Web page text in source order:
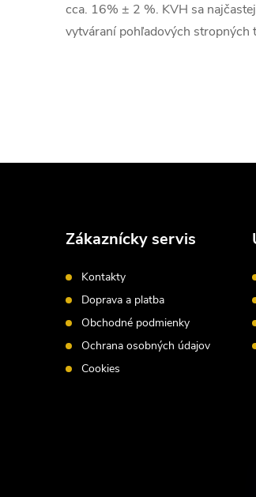
cca. 16% ± 2 %. KVH sa
vytváraní pohľadových stropných
Zákaznícky servis
Kontakty
Doprava a platba
Obchodné podmienky
Ochrana osobných údajov
Cookies